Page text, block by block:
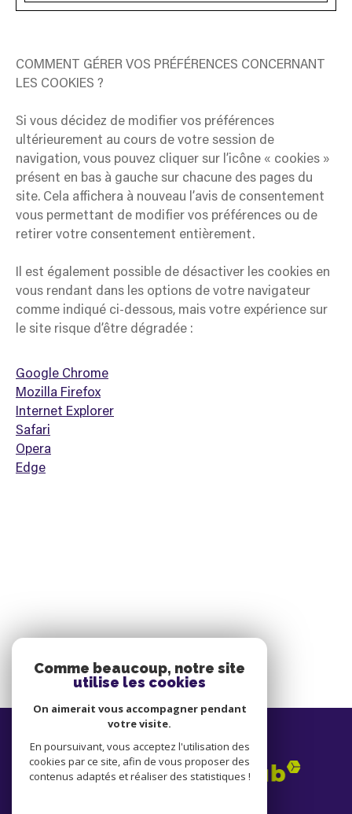
COMMENT GÉRER VOS PRÉFÉRENCES CONCERNANT
LES COOKIES ?
Si vous décidez de modifier vos préférences
ultérieurement au cours de votre session de
navigation, vous pouvez cliquer sur l’icône « cookies »
présent en bas à gauche sur chacune des pages du
site. Cela affichera à nouveau l’avis de consentement
vous permettant de modifier vos préférences ou de
retirer votre consentement entièrement.
Il est également possible de désactiver les cookies en
vous rendant dans les options de votre navigateur
comme indiqué ci-dessous, mais votre expérience sur
le site risque d’être dégradée :
Google Chrome
Mozilla Firefox
Internet Explorer
Safari
Opera
Edge
Adhérents
Comme beaucoup, notre site
utilise les cookies
On aimerait vous accompagner pendant
votre visite.
En poursuivant, vous acceptez l'utilisation des
cookies par ce site, afin de vous proposer des
contenus adaptés et réaliser des statistiques !